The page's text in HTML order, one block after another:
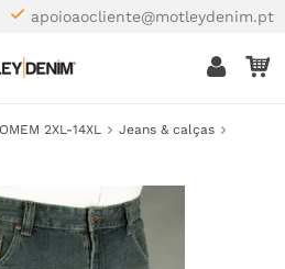
apoioaocliente@motleydenim.pt
2XL-14XL
Jeans & calças